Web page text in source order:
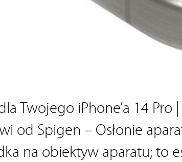
Twojego iPhone’a 14 Pro |
Spigen – Osłonie
na obiektyw aparatu; to